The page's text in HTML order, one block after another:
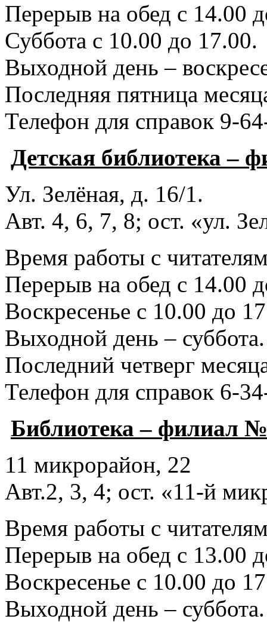
Перерыв на обед с 14.00
Суббота с 10.00 до 17.00.
Выходной день –
Последняя пятница
Телефон для справок 9-
Детская библиотека –
Ул. Зелёная, д. 16/1.
Авт. 4, 6, 7, 8; ост. «ул.
Время работы с
Перерыв на обед с 14.00
Воскресенье с 10.00 до
Выходной день – суббота.
Последний четверг
Телефон для справок 6-
Библиотека – филиал
11 микрорайон, 22
Авт.2, 3, 4; ост. «11-й
Время работы с
Перерыв на обед с 13.00
Воскресенье с 10.00 до
Выходной день – суббота.